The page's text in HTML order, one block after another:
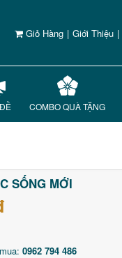
Giỏ Hàng | Giới Thiệu |
COMBO QUÀ TẶNG
SỐNG MỚI
0962 794 486